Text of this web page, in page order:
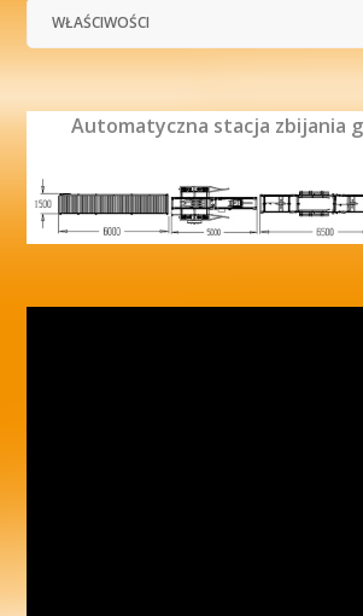
WŁAŚCIWOŚCI
Automatyczna stacja zbijania